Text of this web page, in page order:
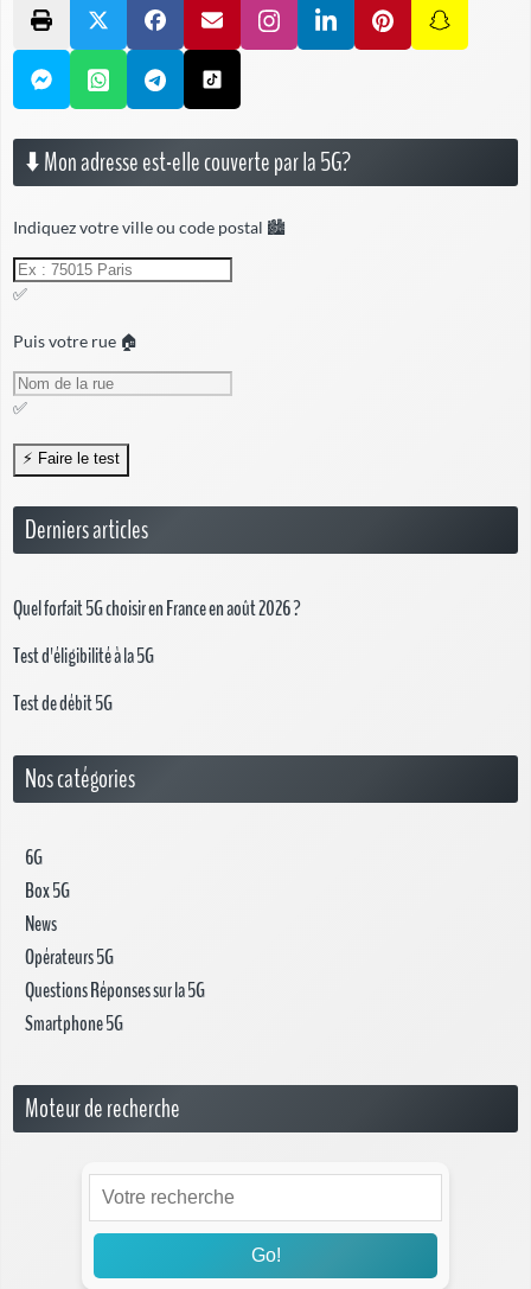
⬇️ Mon adresse est-elle couverte par la 5G?
Indiquez votre ville ou code postal 🏙️
✅
Puis votre rue 🏠
✅
Derniers articles
Quel forfait 5G choisir en France en août 2026 ?
Test d'éligibilité à la 5G
Test de débit 5G
Nos catégories
6G
Box 5G
News
Opérateurs 5G
Questions Réponses sur la 5G
Smartphone 5G
Moteur de recherche
Go!